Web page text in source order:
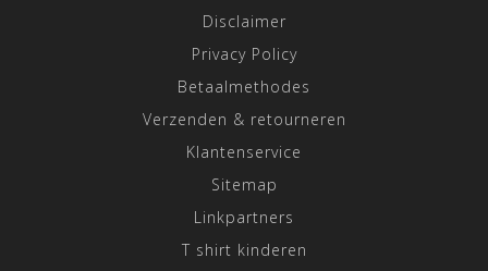
Disclaimer
Privacy Policy
Betaalmethodes
Verzenden & retourneren
Klantenservice
Sitemap
Linkpartners
T shirt kinderen